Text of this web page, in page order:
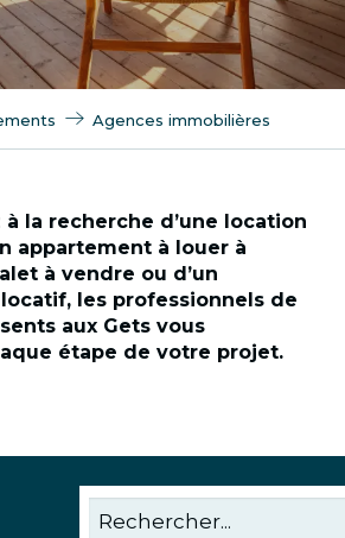
Agences immobilières
à la recherche d’une location
appartement à louer à
à vendre ou d’un
les professionnels de
aux Gets vous
étape de votre projet.